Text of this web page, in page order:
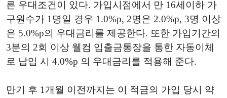
른 우대조건이 있다. 가입시점에서 만 16세이하 가
구원수가 1명일 경우 1.0%p, 2명은 2.0%p, 3명 이상
은 5.0%p의 우대금리를 제공한다. 또한 가입기간의
3분의 2회 이상 웰컴 입출금통장을 통한 자동이체
로 납입 시 4.0%p 의 우대금리를 적용해 준다.
만기 후 1개월 이전까지는 이 적금의 가입 당시 약